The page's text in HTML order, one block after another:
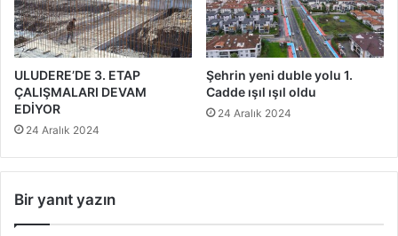
ULUDERE’DE 3. ETAP
ÇALIŞMALARI DEVAM
EDİYOR
24 Aralık 2024
Şehrin yeni duble yolu 1.
Cadde ışıl ışıl oldu
24 Aralık 2024
Bir yanıt yazın